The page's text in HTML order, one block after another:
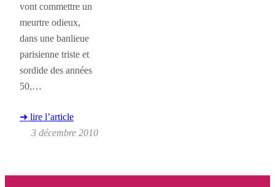
vont commettre un
meurtre odieux,
dans une banlieue
parisienne triste et
sordide des années
50,…
➜ lire l’article
3 décembre 2010